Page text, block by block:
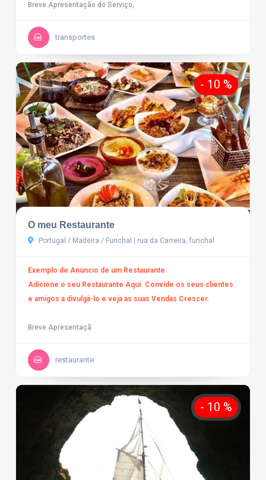
Breve Apresentação do Serviço,
transportes
- 10 %
O meu Restaurante
Portugal / Madeira / Funchal | rua da Carreira, funchal
Exemplo de Anuncio de um Restaurante.
Adicione o seu Restaurante Aqui. Convide os seus clientes
e amigos a divulgá-lo e veja as suas Vendas Crescer.
Breve Apresentaçã
restaurante
- 10 %